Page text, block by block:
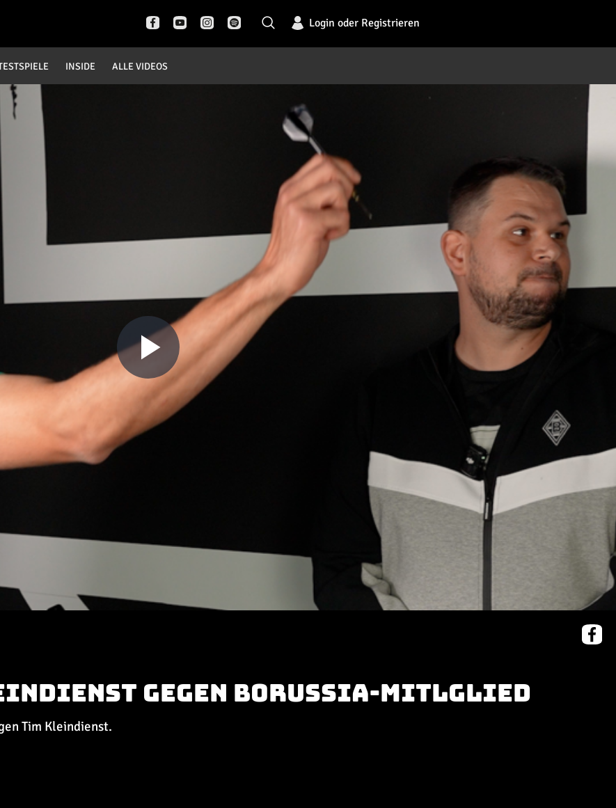
Login oder Registrieren
INSIDE ALLE VIDEOS
Pokal- und Testspiele
DFB Pokal
Champions League
Europa League
Rund um Borussia
English
Play
Video
gegen Borussia-Mitlglied
Tim Kleindienst.